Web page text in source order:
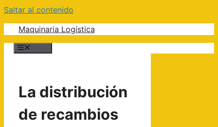
Saltar al contenido
Maquinaria Logística
La distribución
de recambios